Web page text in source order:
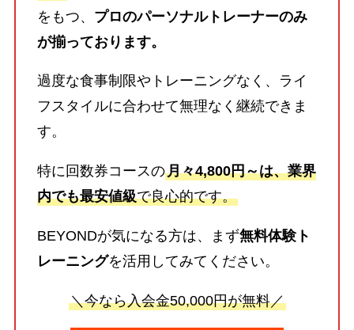
をもつ、 プロのパーソナルトレーナーのみ
が揃っております。
過度な食事制限やトレーニングなく、ライ
フスタイルに合わせて無理なく継続できま
す。
特に回数券コースの月々4,800円～は、業界
内でも最安値級で良心的です。
BEYONDが気になる方は、まず無料体験ト
レーニングを活用してみてください。
＼今なら入会金50,000円が無料／